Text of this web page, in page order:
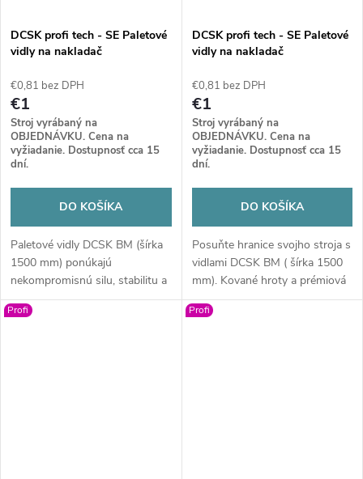
DCSK profi tech - SE Paletové
vidly na nakladač
€0,81 bez DPH
€1
Stroj vyrábaný na
OBJEDNÁVKU. Cena na
vyžiadanie. Dostupnosť cca 15
dní.
DO KOŠÍKA
Paletové vidly DCSK BM (šírka
1500 mm) ponúkajú
nekompromisnú silu, stabilitu a
dlhú životnosť vďaka špičkovej
oceli. Ide o profesionálnu voľbu
DCSK profi tech - SE Paletové
vidly na nakladač
€0,81 bez DPH
€1
Stroj vyrábaný na
OBJEDNÁVKU. Cena na
vyžiadanie. Dostupnosť cca 15
dní.
DO KOŠÍKA
Posuňte hranice svojho stroja s
vidlami DCSK BM ( šírka 1500
mm). Kované hroty a prémiová
oceľ zaručujú nezlomnú
odolnosť pri každodennom
Profi Profi